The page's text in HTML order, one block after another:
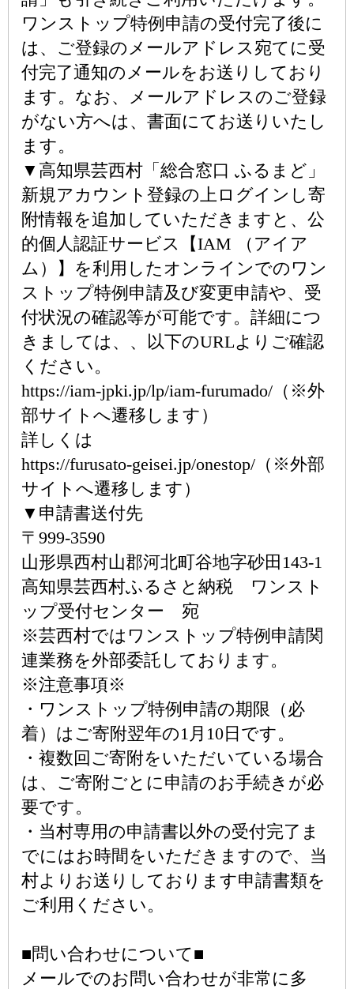
ワンストップ特例申請の受付完了後に
は、ご登録のメールアドレス宛てに受
付完了通知のメールをお送りしており
ます。なお、メールアドレスのご登録
がない方へは、書面にてお送りいたし
ます。
▼高知県芸西村「総合窓口 ふるまど」
新規アカウント登録の上ログインし寄
附情報を追加していただきますと、公
的個人認証サービス【IAM （アイア
ム）】を利用したオンラインでのワン
ストップ特例申請及び変更申請や、受
付状況の確認等が可能です。詳細につ
きましては、、以下のURLよりご確認
ください。
https://iam-jpki.jp/lp/iam-furumado/（※外
部サイトへ遷移します）
詳しくは
https://furusato-geisei.jp/onestop/（※外部
サイトへ遷移します）
▼申請書送付先
〒999-3590
山形県西村山郡河北町谷地字砂田143-1
高知県芸西村ふるさと納税 ワンスト
ップ受付センター 宛
※芸西村ではワンストップ特例申請関
連業務を外部委託しております。
※注意事項※
・ワンストップ特例申請の期限（必
着）はご寄附翌年の1月10日です。
・複数回ご寄附をいただいている場合
は、ご寄附ごとに申請のお手続きが必
要です。
・当村専用の申請書以外の受付完了ま
でにはお時間をいただきますので、当
村よりお送りしております申請書類を
ご利用ください。
■問い合わせについて■
メールでのお問い合わせが非常に多